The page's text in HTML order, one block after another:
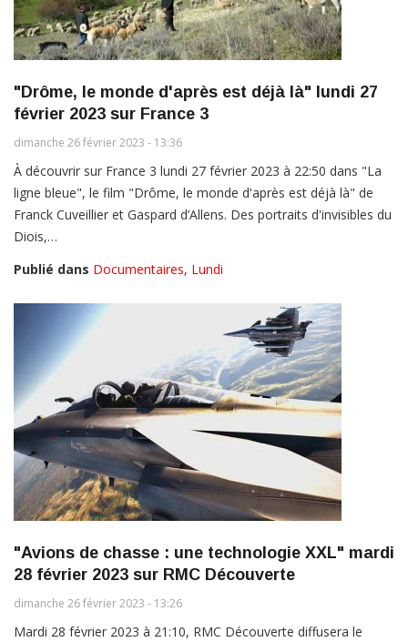
"Drôme, le monde d'après est déjà là" lundi 27
février 2023 sur France 3
dimanche 26 février 2023 - 13:36
À découvrir sur France 3 lundi 27 février 2023 à 22:50 dans "La
ligne bleue", le film "Drôme, le monde d'après est déjà là" de
Franck Cuveillier et Gaspard d’Allens. Des portraits d'invisibles du
Diois,…
Publié dans Documentaires, Lundi
"Avions de chasse : une technologie XXL" mardi
28 février 2023 sur RMC Découverte
dimanche 26 février 2023 - 13:26
Mardi 28 février 2023 à 21:10, RMC Découverte diffusera le